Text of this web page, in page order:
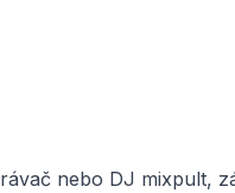
nebo DJ mixpult,